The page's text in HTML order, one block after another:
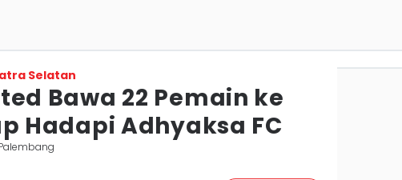
Selatan
Bawa 22 Pemain ke
Hadapi Adhyaksa FC